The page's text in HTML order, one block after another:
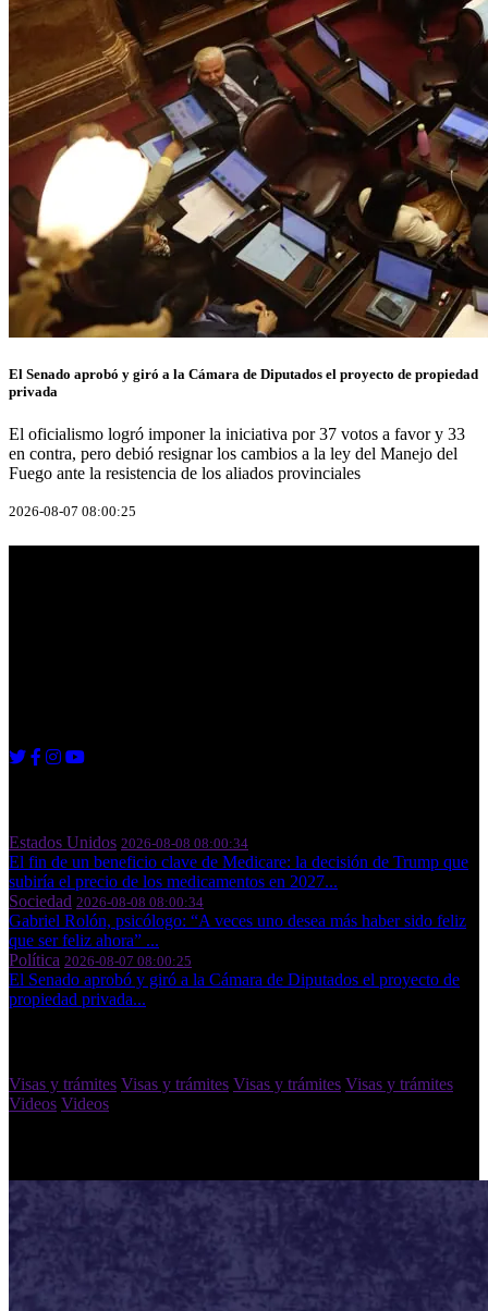
El Senado aprobó y giró a la Cámara de Diputados el proyecto de propiedad
privada
El oficialismo logró imponer la iniciativa por 37 votos a favor y 33
en contra, pero debió resignar los cambios a la ley del Manejo del
Fuego ante la resistencia de los aliados provinciales
2026-08-07 08:00:25
Estados Unidos 2026-08-08 08:00:34
El fin de un beneficio clave de Medicare: la decisión de Trump que
subiría el precio de los medicamentos en 2027...
Sociedad 2026-08-08 08:00:34
Gabriel Rolón, psicólogo: “A veces uno desea más haber sido feliz
que ser feliz ahora” ...
Política 2026-08-07 08:00:25
El Senado aprobó y giró a la Cámara de Diputados el proyecto de
propiedad privada...
Visas y trámites Visas y trámites Visas y trámites Visas y trámites
Videos Videos